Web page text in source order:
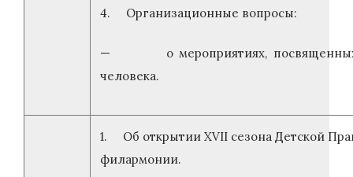
4. Организационные вопросы:
— о мероприятиях, посвященных
человека.
1. Об открытии XVII сезона Детской
филармонии.